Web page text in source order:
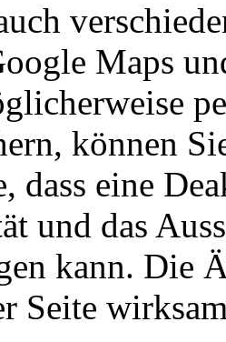
Maps
können
dass eine
und das
kann. Die
Seite